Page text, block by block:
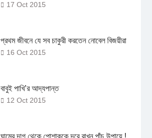
17 Oct 2015
প্রথম জীবনে যে সব চাকুরী করতেন নোবেল বিজয়ীরা
16 Oct 2015
বাবুই পাখি’র আদ্যপান্ত
12 Oct 2015
ঘামের দাগ থেকে পোশাককে দূরে রাখুন পাঁচ উপায়ে !